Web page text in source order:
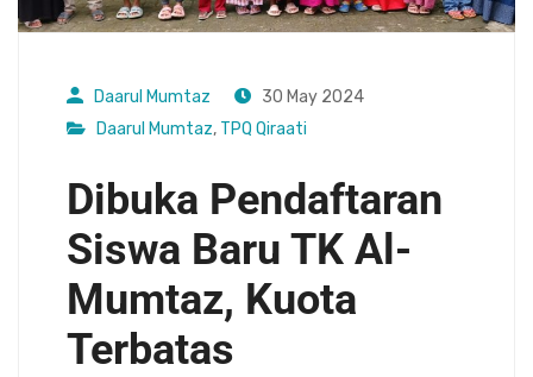
Daarul Mumtaz
30 May 2024
Daarul Mumtaz, TPQ Qiraati
Dibuka Pendaftaran
Siswa Baru TK Al-
Mumtaz, Kuota
Terbatas